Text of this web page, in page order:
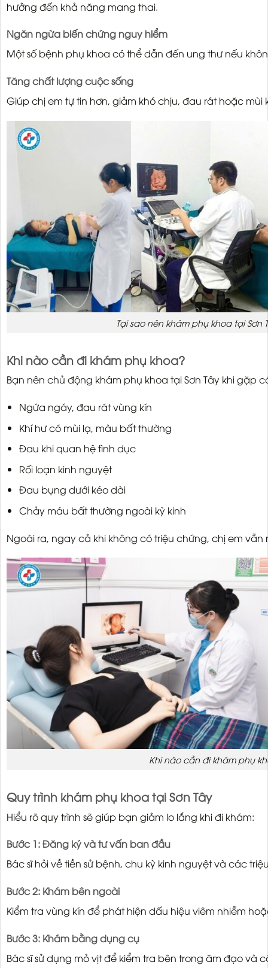
hưởng đến khả năng mang thai.
Ngăn ngừa biến chứng nguy hiểm
Một số bệnh phụ khoa có thể dẫn đến ung thư nếu
Tăng chất lượng cuộc sống
Giúp chị em tự tin hơn, giảm khó chịu, đau rát hoặc mùi
Tại sao nên khám phụ khoa tại Sơn
Khi nào cần đi khám phụ khoa?
Bạn nên chủ động khám phụ khoa tại Sơn Tây khi gặp
Ngứa ngáy, đau rát vùng kín
Khí hư có mùi lạ, màu bất thường
Đau khi quan hệ tình dục
Rối loạn kinh nguyệt
Đau bụng dưới kéo dài
Chảy máu bất thường ngoài kỳ kinh
Ngoài ra, ngay cả khi không có triệu chứng, chị em
Khi nào cần đi khám phụ
Quy trình khám phụ khoa tại Sơn Tây
Hiểu rõ quy trình sẽ giúp bạn giảm lo lắng khi đi khám:
Bước 1: Đăng ký và tư vấn ban đầu
Bác sĩ hỏi về tiền sử bệnh, chu kỳ kinh nguyệt và các
Bước 2: Khám bên ngoài
Kiểm tra vùng kín để phát hiện dấu hiệu viêm nhiễm
Bước 3: Khám bằng dụng cụ
Bác sĩ sử dụng mỏ vịt để kiểm tra bên trong âm đạo và